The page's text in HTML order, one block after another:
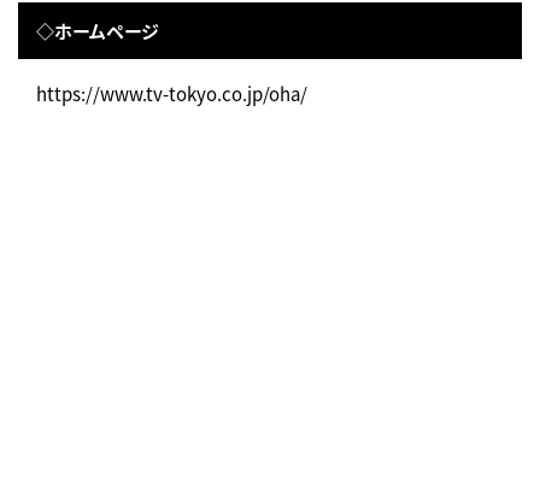
◇ホームページ
https://www.tv-tokyo.co.jp/oha/